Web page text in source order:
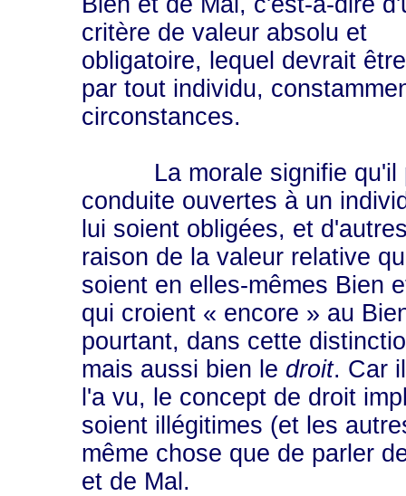
critère de valeur absolu et
obligatoire, lequel devrait
par tout individu,
circonstances.
La morale signifie qu'il
conduite ouvertes à un
lui soient obligées, et
raison de la valeur relative
soient en elles-mêmes Bien
qui croient « encore » au
pourtant, dans cette
mais aussi bien le droit. Car
l'a vu, le concept de droit
soient illégitimes (et les
même chose que de parler
et de Mal.